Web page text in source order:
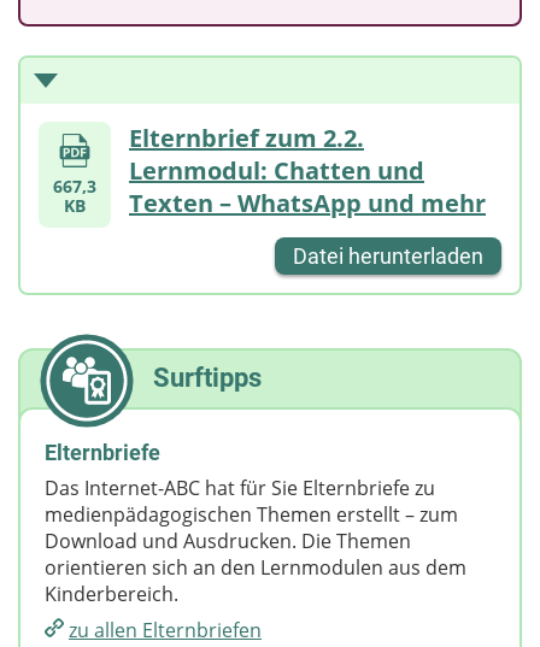
667,3
KB
Elternbrief zum 2.2.
Lernmodul: Chatten und
Texten – WhatsApp und mehr
Datei herunterladen
Surftipps
Elternbriefe
Das Internet-ABC hat für Sie Elternbriefe zu
medienpädagogischen Themen erstellt – zum
Download und Ausdrucken. Die Themen
orientieren sich an den Lernmodulen aus dem
Kinderbereich.
zu allen Elternbriefen